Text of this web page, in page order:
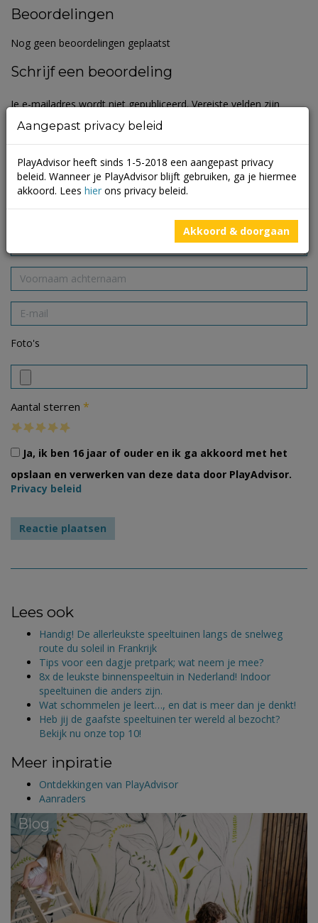
Beoordelingen
Nog geen beoordelingen geplaatst
Schrijf een beoordeling
Je e-mailadres wordt niet gepubliceerd. Vereiste velden zijn
gemarkeerd met
Foto's
Aantal sterren *
Ja, ik ben 16 jaar of ouder en ik ga akkoord met het
opslaan en verwerken van deze data door PlayAdvisor.
Privacy beleid
Lees ook
Handig! De allerleukste speeltuinen langs de snelweg
route du soleil in Frankrijk
Tips voor een dagje pretpark; wat neem je mee?
8x de leukste binnenspeeltuin in Nederland! Indoor
speeltuinen die anders zijn.
Wat schommelen je leert…, en dat is meer dan je denkt!
Heb jij de gaafste speeltuinen ter wereld al bezocht?
Bekijk nu onze top 10!
Meer inpiratie
Ontdekkingen van PlayAdvisor
Aanraders
Blog
Aangepast privacy beleid
PlayAdvisor heeft sinds 1-5-2018 een aangepast privacy
beleid. Wanneer je PlayAdvisor blijft gebruiken, ga je hiermee
akkoord. Lees hier ons privacy beleid.
Akkoord & doorgaan